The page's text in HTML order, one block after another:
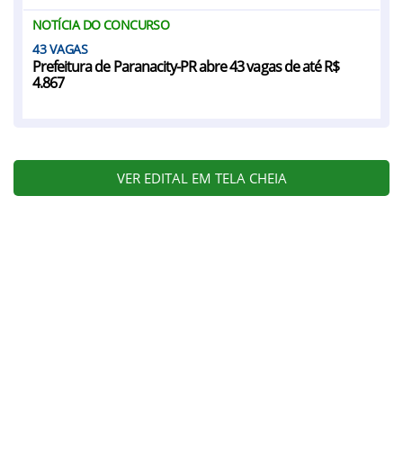
NOTÍCIA DO CONCURSO
43
Prefeitura de Paranacity-PR abre 43 vagas de até R$
4.867
VER EDITAL EM TELA CHEIA